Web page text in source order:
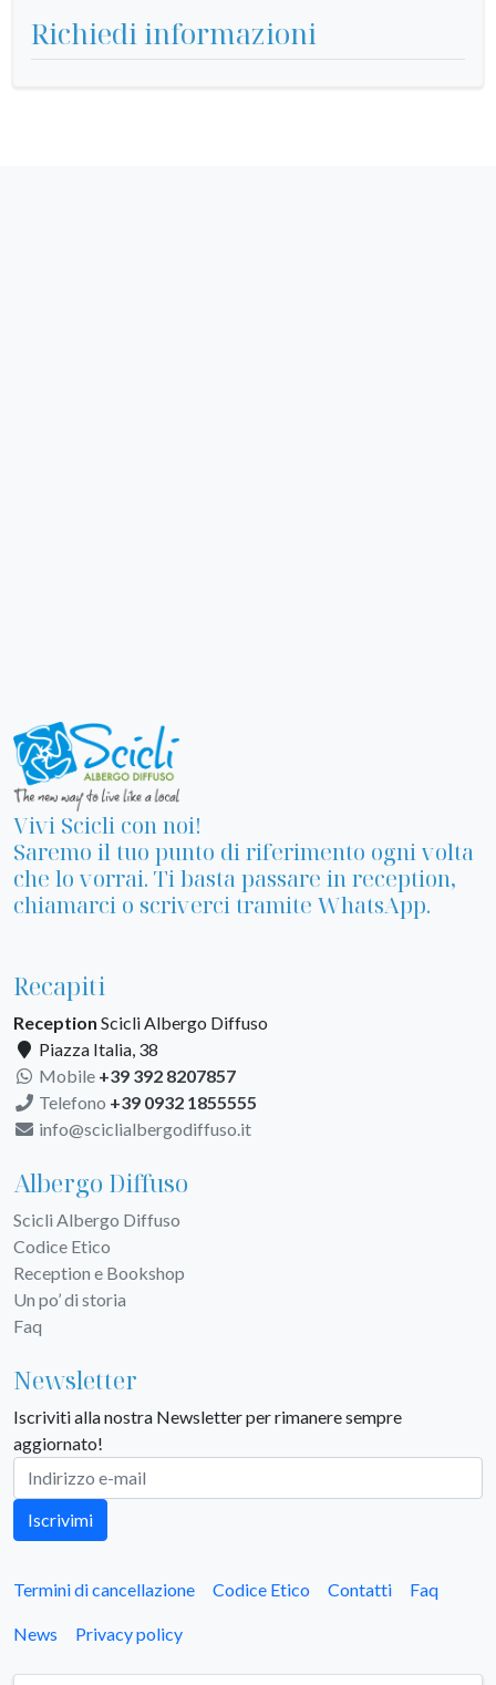
Richiedi informazioni
Vivi Scicli con noi!
Saremo il tuo punto di riferimento ogni volta
che lo vorrai. Ti basta passare in reception,
chiamarci o scriverci tramite WhatsApp.
Recapiti
Reception Scicli Albergo Diffuso
Piazza Italia, 38
Mobile +39 392 8207857
Telefono +39 0932 1855555
info@sciclialbergodiffuso.it
Albergo Diffuso
Scicli Albergo Diffuso
Codice Etico
Reception e Bookshop
Un po’ di storia
Faq
Newsletter
Iscriviti alla nostra Newsletter per rimanere sempre
aggiornato!
Iscrivimi
Termini di cancellazione Codice Etico Contatti Faq
News Privacy policy